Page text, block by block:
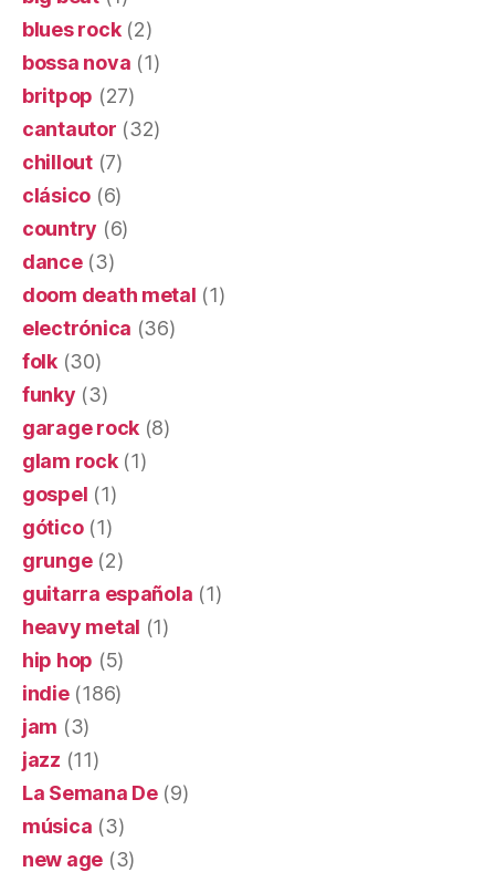
blues rock(2)
bossa nova (1)
britpop (27)
cantautor (32)
chillout(7)
clásico (6)
country (6)
dance(3)
doom death metal (1)
electrónica (36)
folk(30)
funky (3)
garage rock (8)
glam rock(1)
gospel (1)
gótico(1)
grunge(2)
guitarra española (1)
heavy metal (1)
hip hop (5)
indie(186)
jam (3)
jazz (11)
La Semana De(9)
música (3)
new age (3)